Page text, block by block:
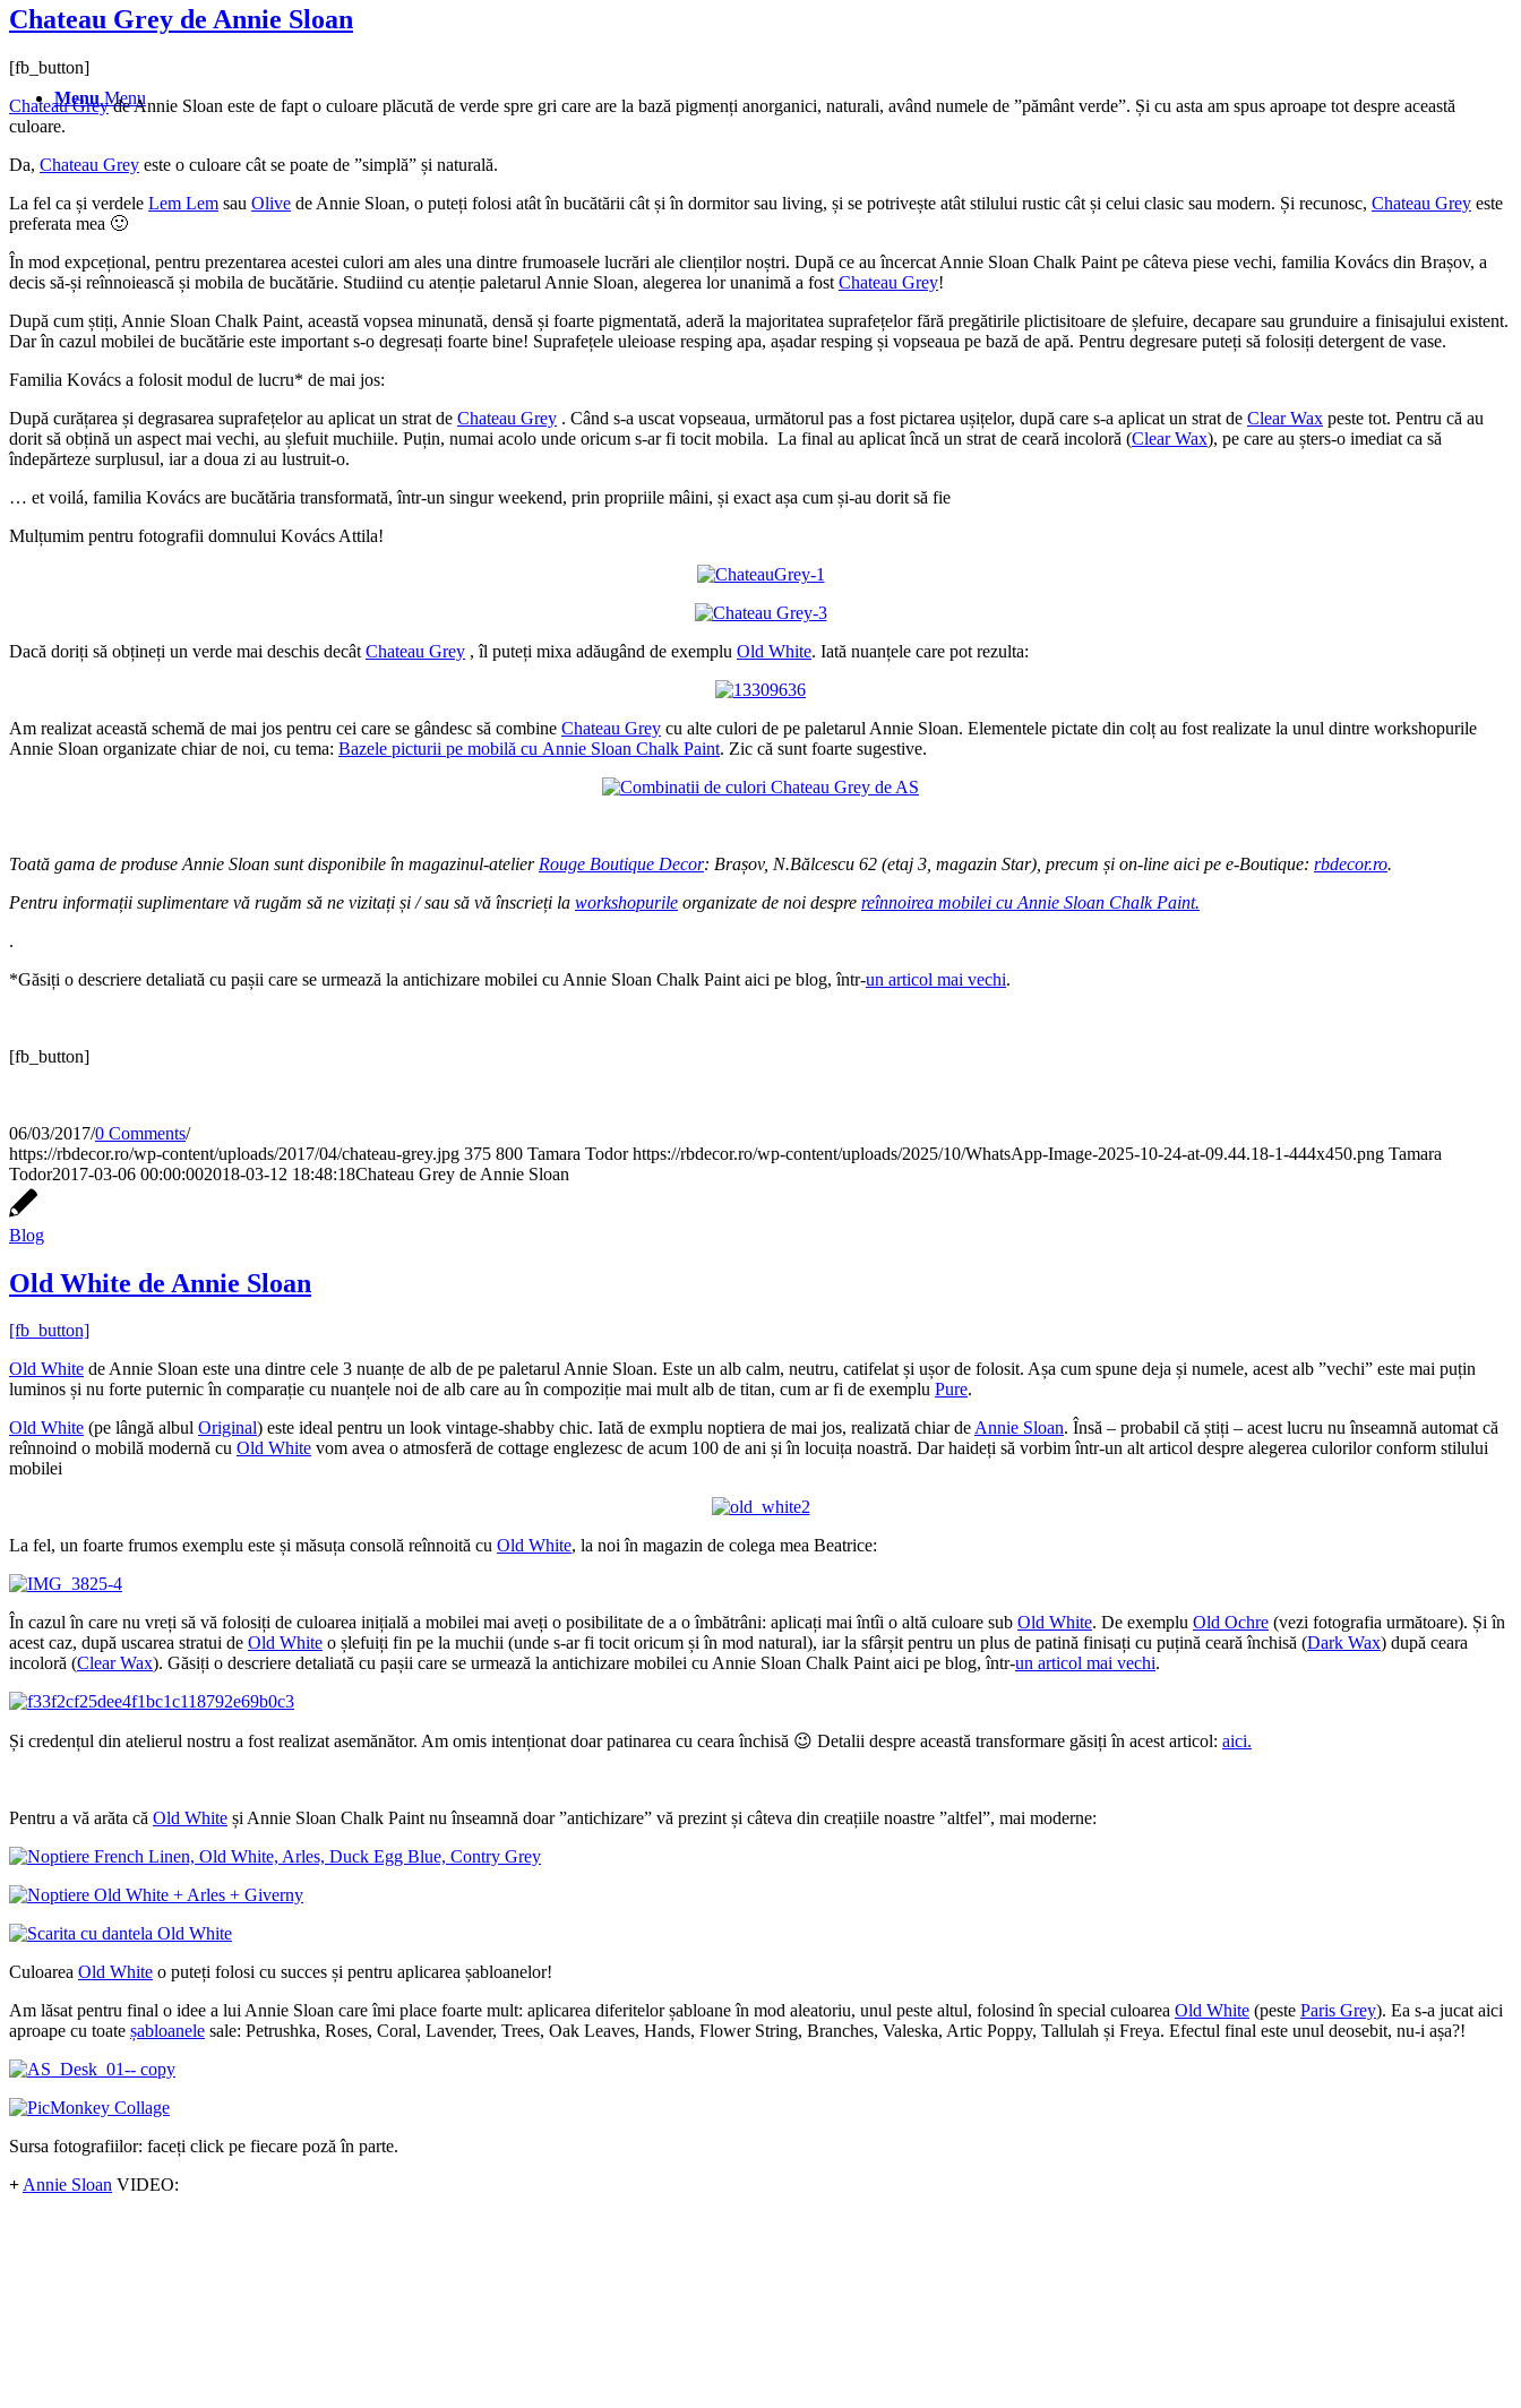
Menu Menu
Chateau Grey de Annie Sloan
[fb_button]
Chateau Greyde Annie Sloan este de fapt o culoare plăcută de verde spre gri care are la bază pigmenți anorganici, naturali, având numele de ”pământ verde”. Și cu asta am spus aproape tot despre această
culoare.
Da, Chateau Grey este o culoare cât se poate de ”simplă” și naturală.
La fel ca și verdele Lem Lem sau Olive de Annie Sloan, o puteți folosi atât în bucătării cât și în dormitor sau living, și se potrivește atât stilului rustic cât și celui clasic sau modern. Și recunosc, Chateau Grey este
preferata mea 🙂
În mod expcețional, pentru prezentarea acestei culori am ales una dintre frumoasele lucrări ale clienților noștri. După ce au încercat Annie Sloan Chalk Paint pe câteva piese vechi, familia Kovács din Brașov, a
decis să-și reînnoiească și mobila de bucătărie. Studiind cu atenție paletarul Annie Sloan, alegerea lor unanimă a fost Chateau Grey!
După cum știți, Annie Sloan Chalk Paint, această vopsea minunată, densă și foarte pigmentată, aderă la majoritatea suprafețelor fără pregătirile plictisitoare de șlefuire, decapare sau grunduire a finisajului existent.
Dar în cazul mobilei de bucătărie este important s-o degresați foarte bine! Suprafețele uleioase resping apa, așadar resping și vopseaua pe bază de apă. Pentru degresare puteți să folosiți detergent de vase.
Familia Kovács a folosit modul de lucru* de mai jos:
După curățarea și degrasarea suprafețelor au aplicat un strat de Chateau Grey . Când s-a uscat vopseaua, următorul pas a fost pictarea ușițelor, după care s-a aplicat un strat de Clear Wax peste tot. Pentru că au
dorit să obțină un aspect mai vechi, au șlefuit muchiile. Puțin, numai acolo unde oricum s-ar fi tocit mobila. La final au aplicat încă un strat de ceară incoloră (Clear Wax), pe care au șters-o imediat ca să
îndepărteze surplusul, iar a doua zi au lustruit-o.
… et voilá, familia Kovács are bucătăria transformată, într-un singur weekend, prin propriile mâini, și exact așa cum și-au dorit să fie
Mulțumim pentru fotografii domnului Kovács Attila!
Dacă doriți să obțineți un verde mai deschis decât Chateau Grey , îl puteți mixa adăugând de exemplu Old White. Iată nuanțele care pot rezulta:
Am realizat această schemă de mai jos pentru cei care se gândesc să combine Chateau Grey cu alte culori de pe paletarul Annie Sloan. Elementele pictate din colț au fost realizate la unul dintre workshopurile
Annie Sloan organizate chiar de noi, cu tema: Bazele picturii pe mobilă cu Annie Sloan Chalk Paint. Zic că sunt foarte sugestive.
Toată gama de produse Annie Sloan sunt disponibile în magazinul-atelier Rouge Boutique Decor: Brașov, N.Bălcescu 62 (etaj 3, magazin Star), precum și on-line aici pe e-Boutique: rbdecor.ro.
Pentru informații suplimentare vă rugăm să ne vizitați și / sau să vă înscrieți la workshopurile organizate de noi despre reînnoirea mobilei cu Annie Sloan Chalk Paint.
.
*Găsiți o descriere detaliată cu pașii care se urmează la antichizare mobilei cu Annie Sloan Chalk Paint aici pe blog, într-un articol mai vechi.
[fb_button]
06/03/2017/0 Comments/
https://rbdecor.ro/wp-content/uploads/2017/04/chateau-grey.jpg 375 800 Tamara Todor https://rbdecor.ro/wp-content/uploads/2025/10/WhatsApp-Image-2025-10-24-at-09.44.18-1-444x450.png Tamara
Todor2017-03-06 00:00:002018-03-12 18:48:18Chateau Grey de Annie Sloan
Blog
Old White de Annie Sloan
[fb_button]
Old White de Annie Sloan este una dintre cele 3 nuanțe de alb de pe paletarul Annie Sloan. Este un alb calm, neutru, catifelat și ușor de folosit. Așa cum spune deja și numele, acest alb ”vechi” este mai puțin
luminos și nu forte puternic în comparație cu nuanțele noi de alb care au în compoziție mai mult alb de titan, cum ar fi de exemplu Pure.
Old White (pe lângă albul Original) este ideal pentru un look vintage-shabby chic. Iată de exmplu noptiera de mai jos, realizată chiar deAnnie Sloan. Însă – probabil că știți – acest lucru nu înseamnă automat că
reînnoind o mobilă modernă cu Old White vom avea o atmosferă de cottage englezesc de acum 100 de ani și în locuița noastră. Dar haideți să vorbim într-un alt articol despre alegerea culorilor conform stilului
mobilei
La fel, un foarte frumos exemplu este și măsuța consolă reînnoită cu Old White, la noi în magazin de colega mea Beatrice:
În cazul în care nu vreți să vă folosiți de culoarea inițială a mobilei mai aveți o posibilitate de a o îmbătrâni: aplicați mai întîi o altă culoare sub Old White. De exemplu Old Ochre (vezi fotografia următoare). Și în
acest caz, după uscarea stratui de Old White o șlefuiți fin pe la muchii (unde s-ar fi tocit oricum și în mod natural), iar la sfârșit pentru un plus de patină finisați cu puțină ceară închisă (Dark Wax) după ceara
incoloră (Clear Wax). Găsiți o descriere detaliată cu pașii care se urmează la antichizare mobilei cu Annie Sloan Chalk Paint aici pe blog, într-un articol mai vechi.
Și credențul din atelierul nostru a fost realizat asemănător. Am omis intenționat doar patinarea cu ceara închisă 😉 Detalii despre această transformare găsiți în acest articol: aici.
Pentru a vă arăta că Old White și Annie Sloan Chalk Paint nu înseamnă doar ”antichizare” vă prezint și câteva din creațiile noastre ”altfel”, mai moderne:
Culoarea Old White o puteți folosi cu succes și pentru aplicarea șabloanelor!
Am lăsat pentru final o idee a lui Annie Sloan care îmi place foarte mult: aplicarea diferitelor șabloane în mod aleatoriu, unul peste altul, folosind în special culoarea Old White (peste Paris Grey). Ea s-a jucat aici
aproape cu toate șabloanele sale: Petrushka, Roses, Coral, Lavender, Trees, Oak Leaves, Hands, Flower String, Branches, Valeska, Artic Poppy, Tallulah și Freya. Efectul final este unul deosebit, nu-i așa?!
Sursa fotografiilor: faceți click pe fiecare poză în parte.
+Annie Sloan VIDEO: